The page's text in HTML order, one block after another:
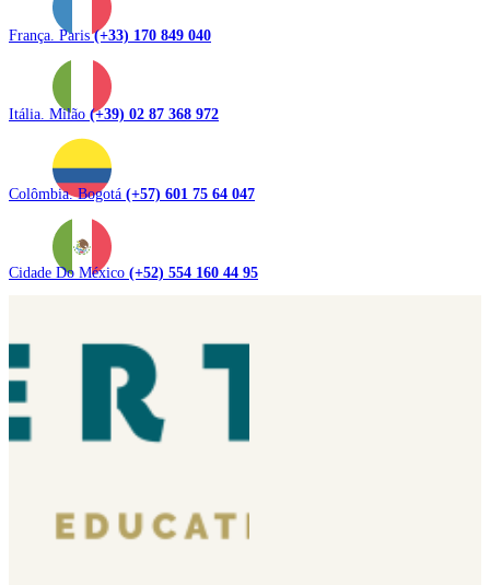
França. Paris(+33) 170 849 040
Itália. Milão (+39) 02 87 368 972
Colômbia. Bogotá (+57) 601 75 64 047
Cidade Do México (+52) 554 160 44 95